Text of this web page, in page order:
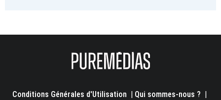
Conditions Générales d'Utilisation | Qui sommes-nous ? |